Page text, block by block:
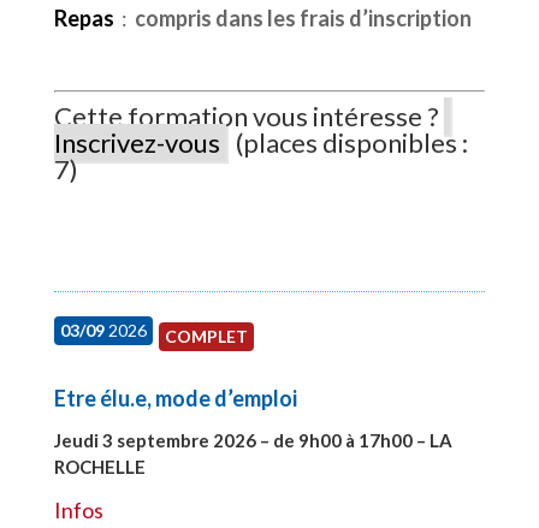
Repas : compris dans les frais d’inscription
Cette formation vous intéresse ?
Inscrivez-vous (places disponibles :
7)
03/092026 COMPLET
Etre élu.e, mode d’emploi
Jeudi 3 septembre 2026 – de 9h00 à 17h00 – LA
ROCHELLE
Infos